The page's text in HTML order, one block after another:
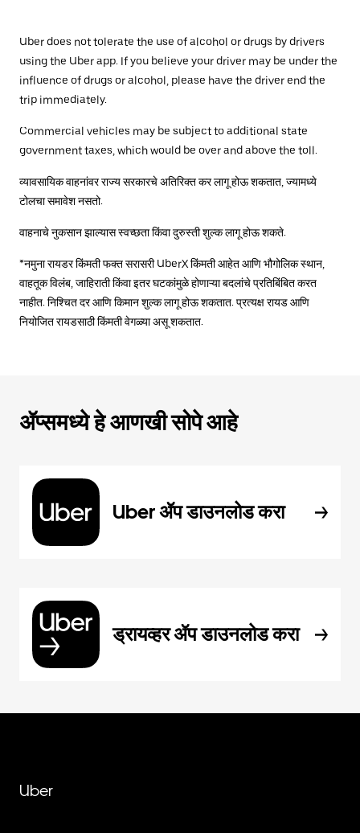
Uber does not tolerate the use of alcohol or drugs by drivers
using the Uber app. If you believe your driver may be under the
influence of drugs or alcohol, please have the driver end the
trip immediately.
Commercial vehicles may be subject to additional state
government taxes, which would be over and above the toll.
व्यावसायिक वाहनांवर राज्य सरकारचे अतिरिक्त कर लागू होऊ शकतात, ज्यामध्ये
टोलचा समावेश नसतो.
वाहनाचे नुकसान झाल्यास स्वच्छता किंवा दुरुस्ती शुल्क लागू होऊ शकते.
*नमुना रायडर किंमती फक्त सरासरी UberX किंमती आहेत आणि भौगोलिक स्थान,
वाहतूक विलंब, जाहिराती किंवा इतर घटकांमुळे होणाऱ्या बदलांचे प्रतिबिंबित करत
नाहीत. निश्चित दर आणि किमान शुल्क लागू होऊ शकतात. प्रत्यक्ष रायड आणि
नियोजित रायडसाठी किंमती वेगळ्या असू शकतात.
ॲप्समध्ये हे आणखी सोपे आहे
Uber ॲप डाउनलोड करा
ड्रायव्हर ॲप डाउनलोड करा
Uber